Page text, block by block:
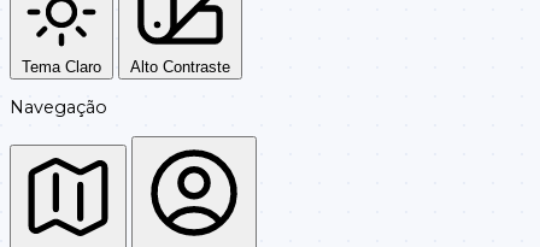
Tema Claro Alto Contraste
Navegação